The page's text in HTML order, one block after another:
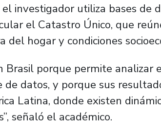
el investigador utiliza bases de
el Catastro Único, que
del hogar y condiciones
Brasil porque permite analizar
de datos, y porque sus
Latina, donde existen
señaló el académico.